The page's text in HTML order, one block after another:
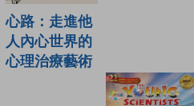
心路：走進他
人內心世界的
心理治療藝術